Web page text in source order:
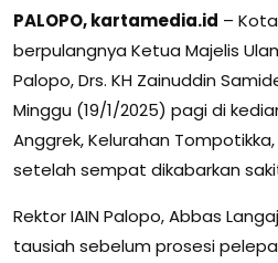
PALOPO, kartamedia.id –
berpulangnya Ketua Majelis
Palopo, Drs. KH Zainuddin
Minggu (19/1/2025) pagi di
Anggrek, Kelurahan
setelah sempat dikabarkan
Rektor IAIN Palopo, Abbas
tausiah sebelum prosesi